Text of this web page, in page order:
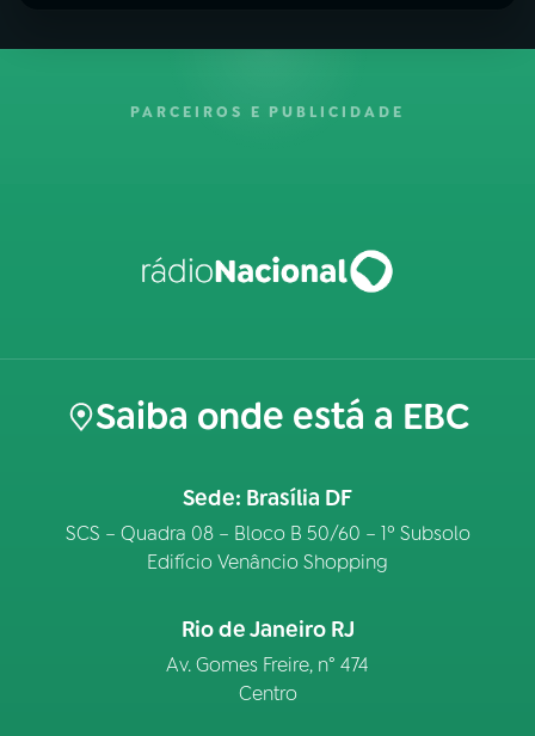
PARCEIROS E PUBLICIDADE
Saiba onde está a EBC
Sede: Brasília DF
SCS – Quadra 08 – Bloco B 50/60 – 1º Subsolo
Edifício Venâncio Shopping
Rio de Janeiro RJ
Av. Gomes Freire, n° 474
Centro